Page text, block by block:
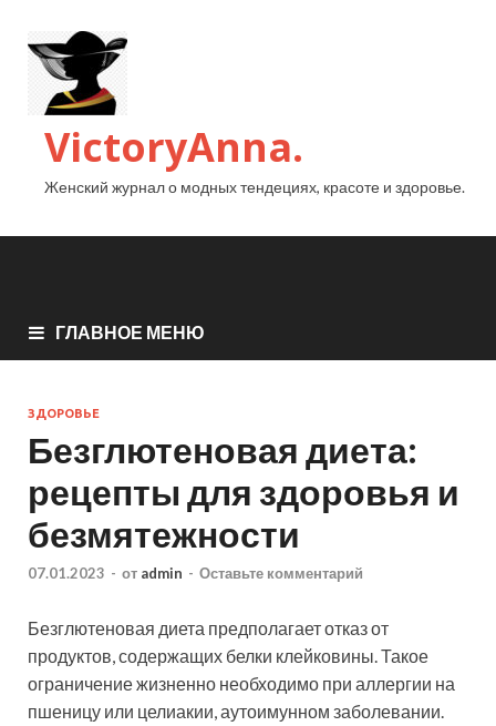
VictoryAnna.
Женский журнал о модных тендециях, красоте и здоровье.
ГЛАВНОЕ МЕНЮ
ЗДОРОВЬЕ
Безглютеновая диета:
рецепты для здоровья и
безмятежности
07.01.2023 - от admin - Оставьте комментарий
Безглютеновая диета предполагает отказ от
продуктов, содержащих белки клейковины. Такое
ограничение жизненно необходимо при аллергии на
пшеницу или целиакии, аутоимунном заболевании.